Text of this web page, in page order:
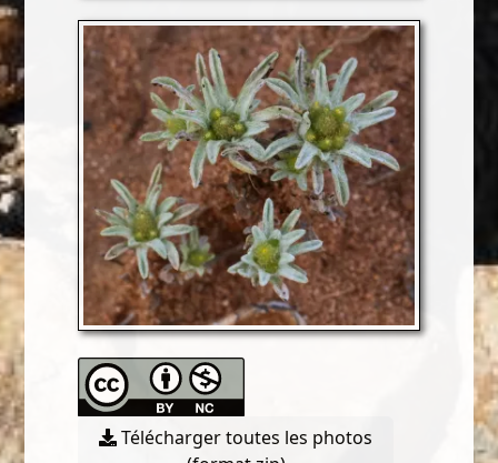
Télécharger toutes les photos